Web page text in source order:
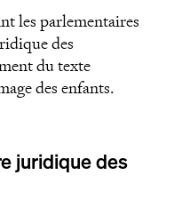
les parlementaires
des
du texte
des enfants.
juridique des